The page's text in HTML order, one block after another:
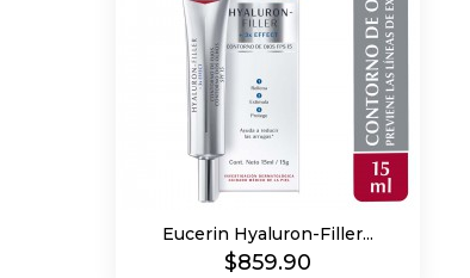
Eucerin Hyaluron-Filler...
Precio
$859.90